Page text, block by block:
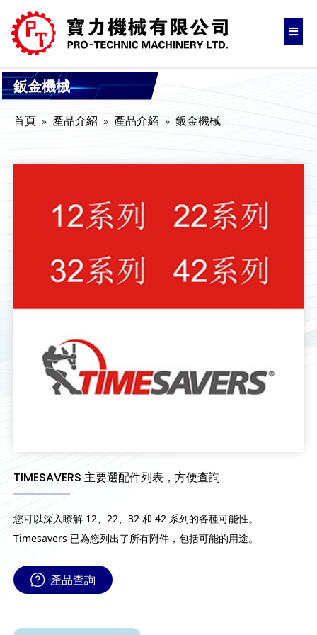
鈑金機械
首頁 產品介紹 產品介紹 鈑金機械
TIMESAVERS 主要選配件列表，方便查詢
您可以深入瞭解 12、22、32 和 42 系列的各種可能性。
Timesavers 已為您列出了所有附件，包括可能的用途。
產品查詢